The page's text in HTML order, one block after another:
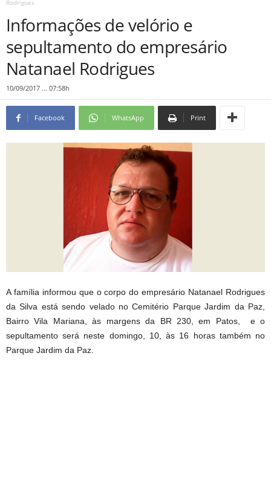
Rodrigues
Informações de velório e
sepultamento do empresário
Natanael Rodrigues
10/09/2017 ... 07:58h
Facebook WhatsApp Print
A família informou que o corpo do empresário Natanael Rodrigues
da Silva está sendo velado no Cemitério Parque Jardim da Paz,
Bairro Vila Mariana, às margens da BR 230, em Patos, e o
sepultamento será neste domingo, 10, às 16 horas também no
Parque Jardim da Paz.